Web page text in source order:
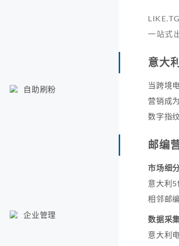
自助刷粉
企业管理
一站式
意大
当跨境
营销成
数字指纹
邮编
市场细
意大利
相邻邮
数据采
意大利